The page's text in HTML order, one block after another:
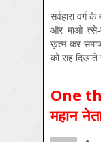
सर्वहारा वर्ग
और माओ त्से-
ख़त्म कर
को राह दिखाते
One
महान